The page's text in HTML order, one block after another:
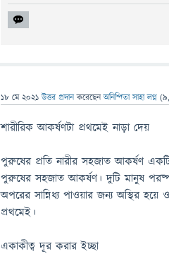
18 মে 2021 উত্তর প্রদান করেছেনঅনিন্দিতা সাহা লগ্ন (
শারীরিক আকর্ষণটা প্রথমেই নাড়া দেয়
পুরুষের প্রতি নারীর সহজাত আকর্ষণ একটি
পুরুষের সহজাত আকর্ষণ। দুটি মানুষ
অপরের সান্নিধ্য পাওয়ার জন্য অস্থির হয়ে
প্রথমেই।
একাকীত্ব দূর করার ইচ্ছা